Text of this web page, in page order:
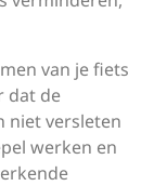
van je fiets
dat de
niet versleten
werken en